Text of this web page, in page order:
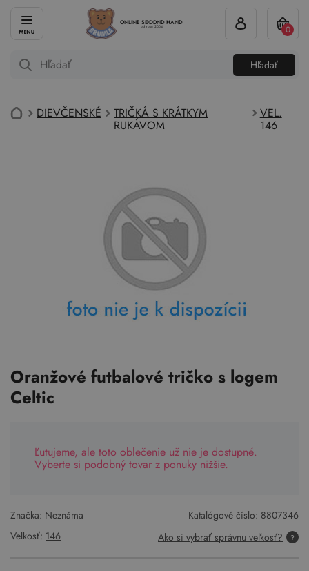
ONLINE SECOND HAND
od roku 2004
Hľadať
0
DIEVČENSKÉ TRIČKÁ S KRÁTKYM
RUKÁVOM
VEL.
146
Oranžové futbalové tričko s logem
Celtic
Ľutujeme, ale toto oblečenie už nie je dostupné.
Vyberte si podobný tovar z ponuky nižšie.
Značka: Neznáma Katalógové číslo: 8807346
Veľkosť: 146 Ako si vybrať správnu veľkosť?